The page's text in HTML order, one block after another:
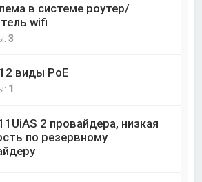
в системе роутер/
wifi
3
виды PoE
1
2 провайдера, низкая
по резервному